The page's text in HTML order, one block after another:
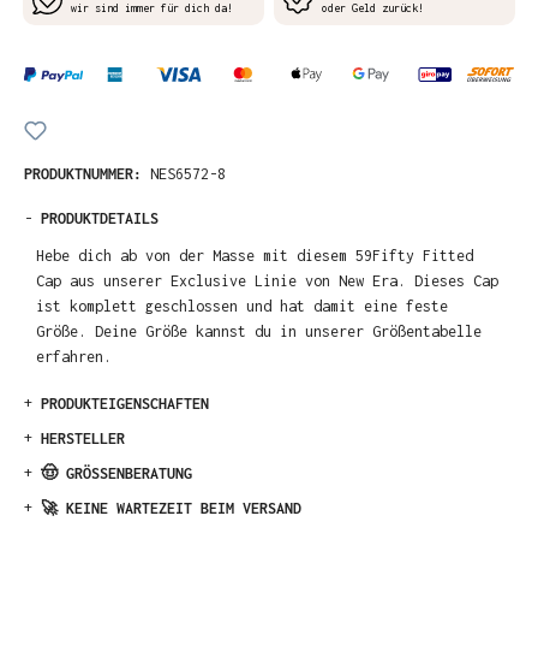
wir sind immer für dich da!
oder Geld zurück!
PRODUKTNUMMER: NES6572-8
- PRODUKTDETAILS
Hebe dich ab von der Masse mit diesem 59Fifty Fitted
Cap aus unserer Exclusive Linie von New Era. Dieses Cap
ist komplett geschlossen und hat damit eine feste
Größe. Deine Größe kannst du in unserer Größentabelle
erfahren.
+ PRODUKTEIGENSCHAFTEN
+ HERSTELLER
+ 🤠 GRÖSSENBERATUNG
+ 🚀 KEINE WARTEZEIT BEIM VERSAND